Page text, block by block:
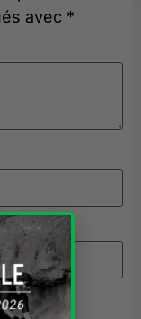
avec *